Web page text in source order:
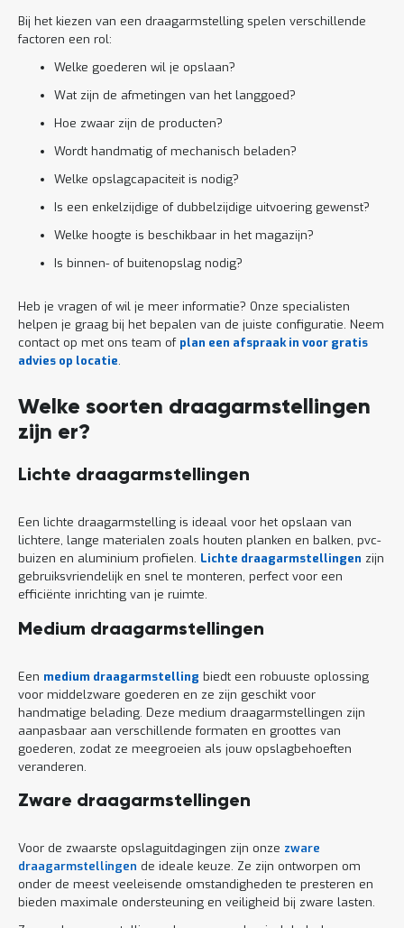
Bij het kiezen van een draagarmstelling spelen verschillende
factoren een rol:
Welke goederen wil je opslaan?
Wat zijn de afmetingen van het langgoed?
Hoe zwaar zijn de producten?
Wordt handmatig of mechanisch beladen?
Welke opslagcapaciteit is nodig?
Is een enkelzijdige of dubbelzijdige uitvoering gewenst?
Welke hoogte is beschikbaar in het magazijn?
Is binnen- of buitenopslag nodig?
Heb je vragen of wil je meer informatie? Onze specialisten
helpen je graag bij het bepalen van de juiste configuratie. Neem
contact op met ons team of plan een afspraak in voor gratis
advies op locatie.
Welke soorten draagarmstellingen
zijn er?
Lichte draagarmstellingen
Een lichte draagarmstelling is ideaal voor het opslaan van
lichtere, lange materialen zoals houten planken en balken, pvc-
buizen en aluminium profielen. Lichte draagarmstellingen zijn
gebruiksvriendelijk en snel te monteren, perfect voor een
efficiënte inrichting van je ruimte.
Medium draagarmstellingen
Een medium draagarmstelling biedt een robuuste oplossing
voor middelzware goederen en ze zijn geschikt voor
handmatige belading. Deze medium draagarmstellingen zijn
aanpasbaar aan verschillende formaten en groottes van
goederen, zodat ze meegroeien als jouw opslagbehoeften
veranderen.
Zware draagarmstellingen
Voor de zwaarste opslaguitdagingen zijn onze zware
draagarmstellingen de ideale keuze. Ze zijn ontworpen om
onder de meest veeleisende omstandigheden te presteren en
bieden maximale ondersteuning en veiligheid bij zware lasten.